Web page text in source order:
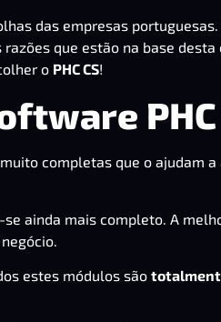
das empresas portuguesas.
que estão na base desta
o PHC CS!
PHC
completas que o ajudam a
ainda mais completo. A
estes módulos são